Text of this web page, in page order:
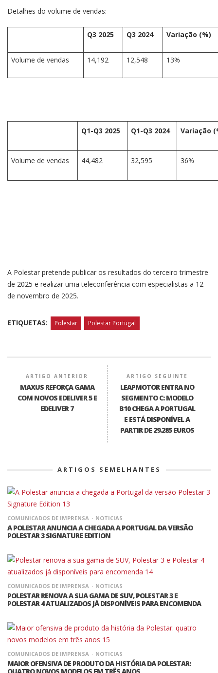
Detalhes do volume de vendas:
Q3 2025 Q3 2024 Variação (%)
Volume de vendas 14,192 12,548 13%
Q1-Q3 2025 Q1-Q3 2024 Variação
Volume de vendas 44,482 32,595 36%
A Polestar pretende publicar os resultados do terceiro trimestre
de 2025 e realizar uma teleconferência com especialistas a 12
de novembro de 2025.
ETIQUETAS: Polestar Polestar Portugal
ARTIGO ANTERIOR
MAXUS REFORÇA GAMA
COM NOVOS EDELIVER 5 E
EDELIVER 7
ARTIGO SEGUINTE
LEAPMOTOR ENTRA NO
SEGMENTO C: MODELO
B10 CHEGA A PORTUGAL
E ESTÁ DISPONÍVEL A
PARTIR DE 29.285 EUROS
ARTIGOS SEMELHANTES
COMUNICADOS DE IMPRENSA NOTICIAS
A POLESTAR ANUNCIA A CHEGADA A PORTUGAL DA VERSÃO
POLESTAR 3 SIGNATURE EDITION
COMUNICADOS DE IMPRENSA NOTICIAS
POLESTAR RENOVA A SUA GAMA DE SUV, POLESTAR 3 E
POLESTAR 4 ATUALIZADOS JÁ DISPONÍVEIS PARA ENCOMENDA
COMUNICADOS DE IMPRENSA NOTICIAS
MAIOR OFENSIVA DE PRODUTO DA HISTÓRIA DA POLESTAR: